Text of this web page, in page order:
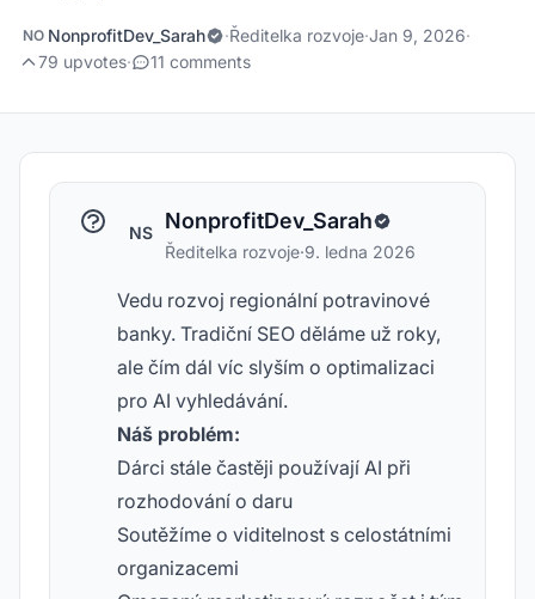
NO NonprofitDev_Sarah ·Ředitelka rozvoje·Jan 9, 2026·
79 upvotes· 11 comments
NS NonprofitDev_Sarah
Ředitelka rozvoje·9. ledna 2026
Vedu rozvoj regionální potravinové
banky. Tradiční SEO děláme už roky,
ale čím dál víc slyším o optimalizaci
pro AI vyhledávání.
Náš problém:
Dárci stále častěji používají AI při
rozhodování o daru
Soutěžíme o viditelnost s celostátními
organizacemi